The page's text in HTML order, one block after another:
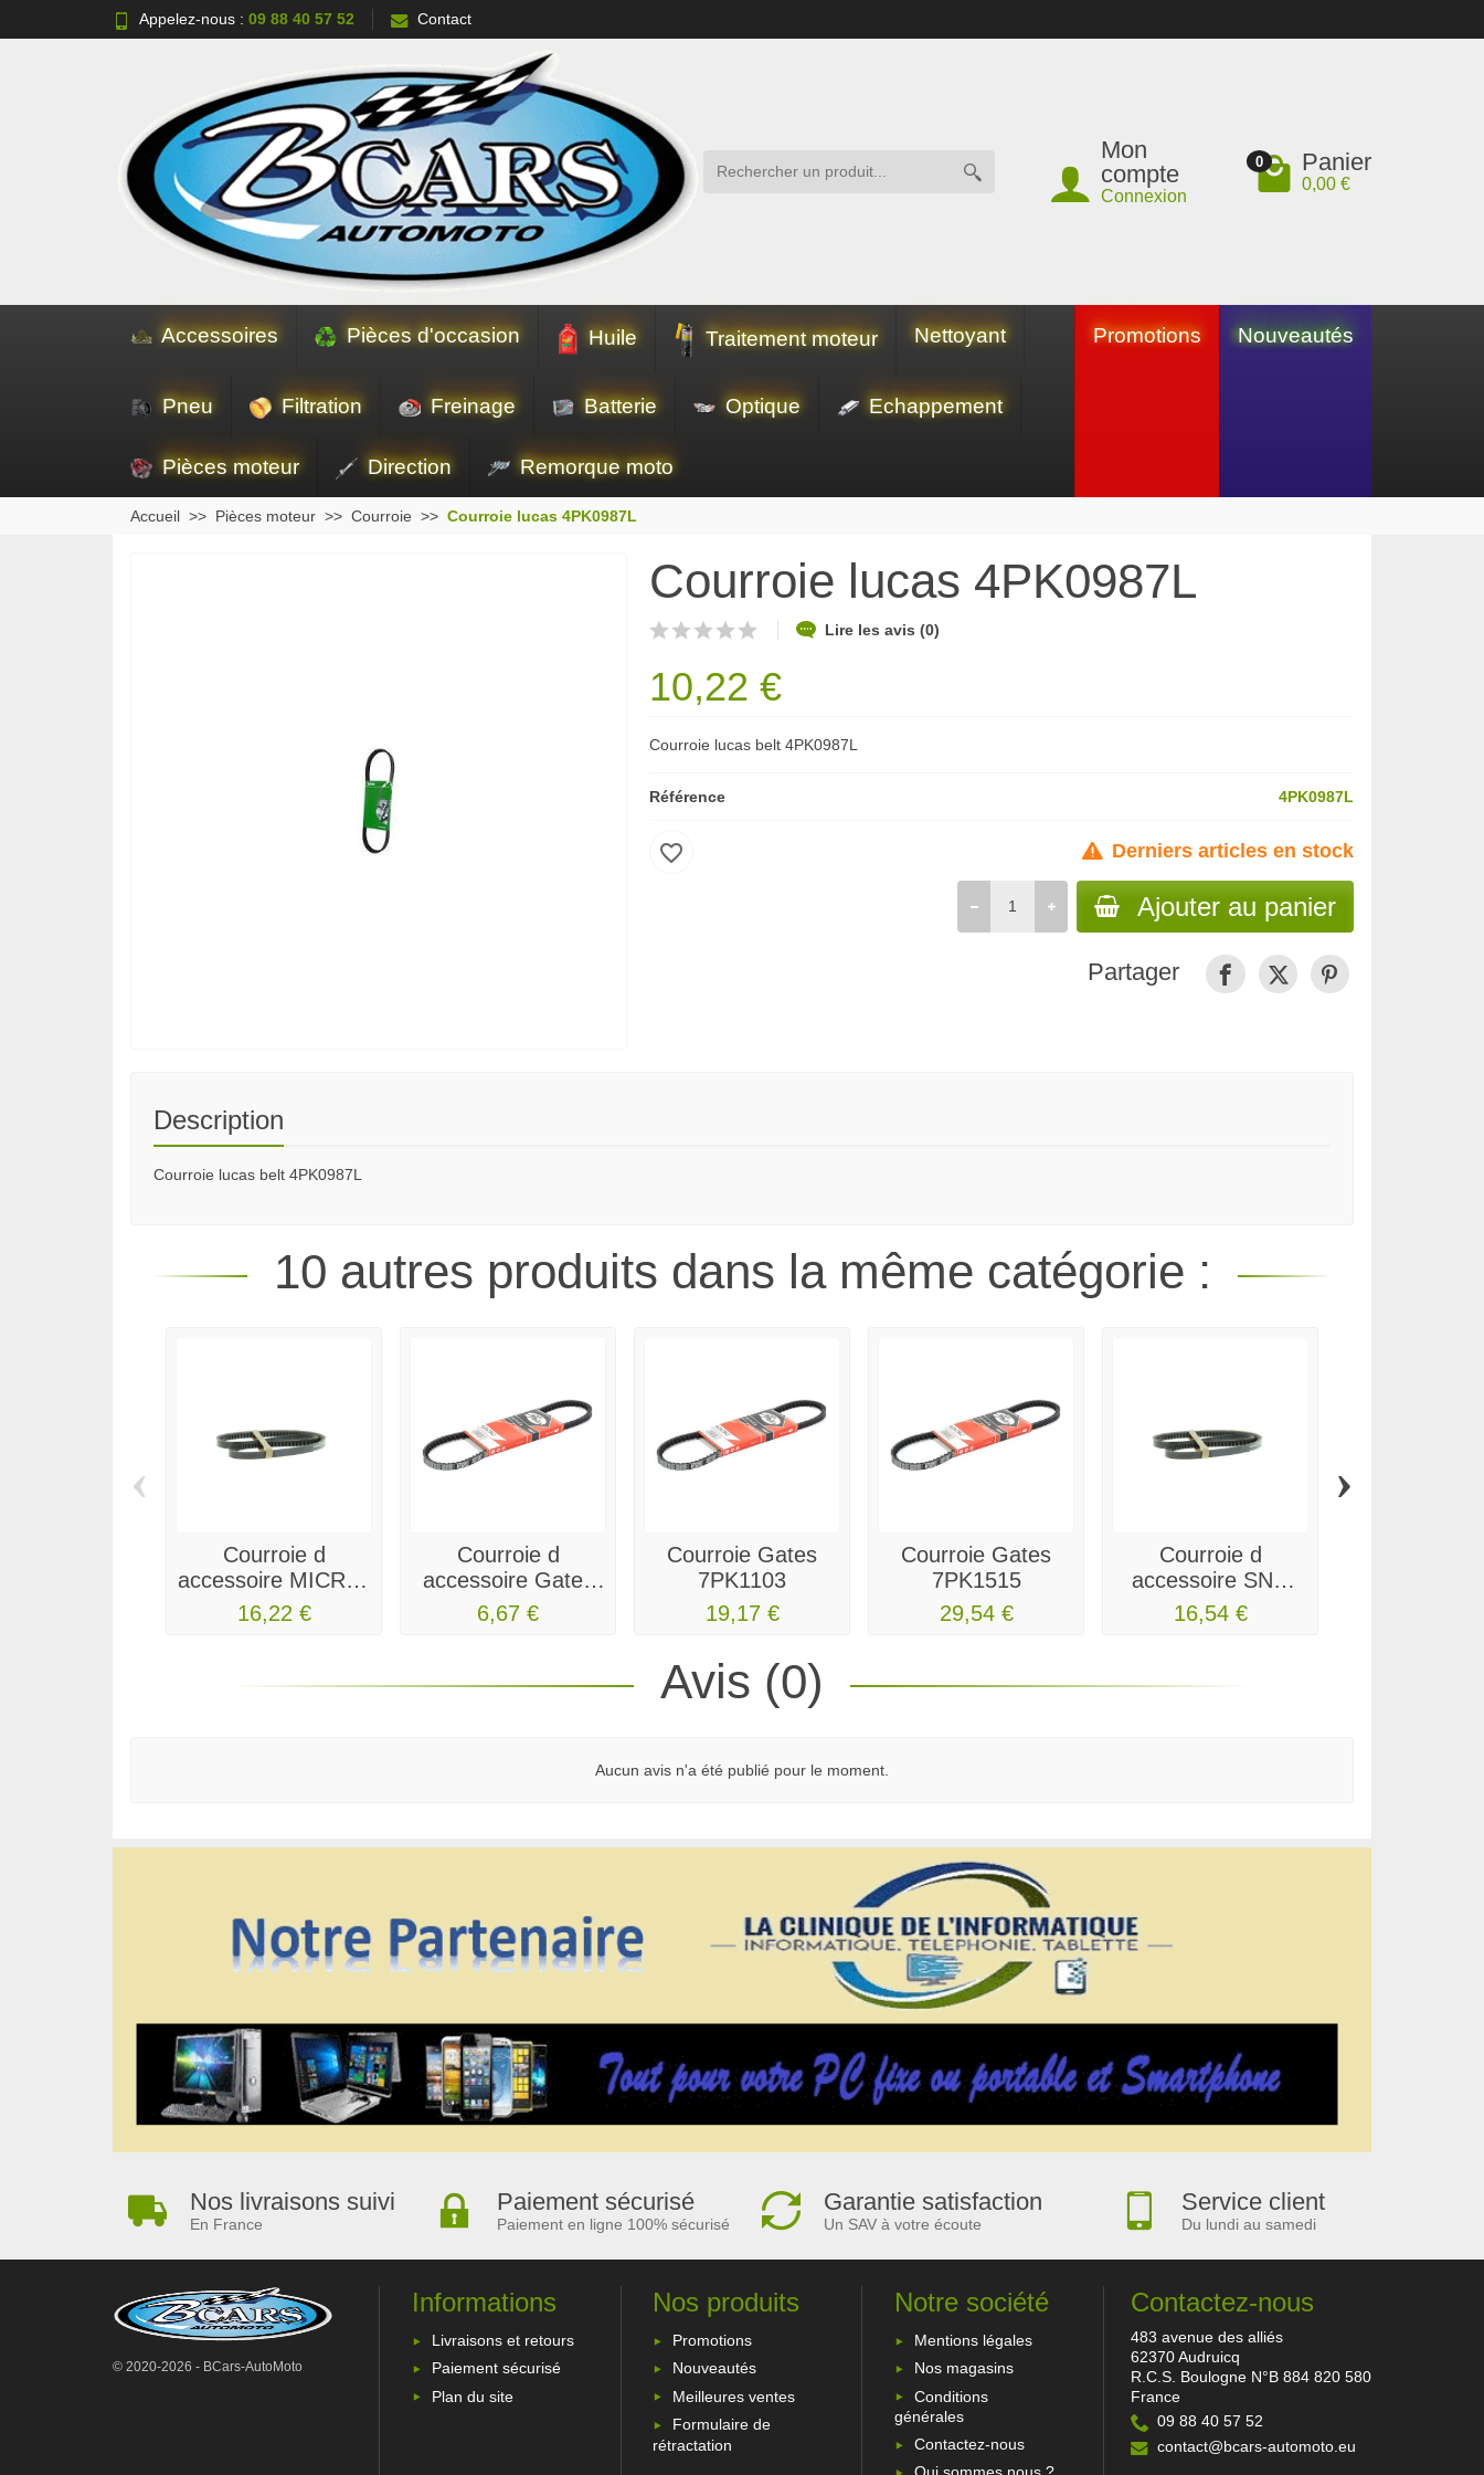
Appelez-nous : 09 88 40 57 52 Contact
Mon
compte
Connexion
0 Panier
0,00 €
Accessoires Pièces d'occasion Huile Traitement moteur Nettoyant
Pneu Filtration Freinage Batterie Optique Echappement
Pièces moteur Direction Remorque moto
Promotions Nouveautés
Accueil Pièces moteur Courroie Courroie lucas 4PK0987L
Courroie lucas 4PK0987L
Lire les avis (0)
10,22 €
Courroie lucas belt 4PK0987L
Référence 4PK0987L
Derniers articles en stock
Ajouter au panier
favorite_border
Partager
Description
Courroie lucas belt 4PK0987L
10 autres produits dans la même catégorie :
Courroie d
accessoire MICRO-
V 6PK948
16,22 €
Courroie d
accessoire Gates
MICRO-V 4PK928
6,67 €
Courroie Gates
7PK1103
19,17 €
Courroie Gates
7PK1515
29,54 €
Courroie d
accessoire SNR
CA6PK946
16,54 €
‹ ›
Avis (0)
Aucun avis n'a été publié pour le moment.
Nos livraisons suivi
En France
Paiement sécurisé
Paiement en ligne 100% sécurisé
Garantie satisfaction
Un SAV à votre écoute
Service client
Du lundi au samedi
© 2020-2026 - BCars-AutoMoto
Informations
Livraisons et retours
Paiement sécurisé
Plan du site
Nos produits
Promotions
Nouveautés
Meilleures ventes
Formulaire de
rétractation
Notre société
Mentions légales
Nos magasins
Conditions
générales
Contactez-nous
Contactez-nous
483 avenue des alliés
62370 Audruicq
R.C.S. Boulogne N°B 884 820 580
France
09 88 40 57 52
contact@bcars-automoto.eu